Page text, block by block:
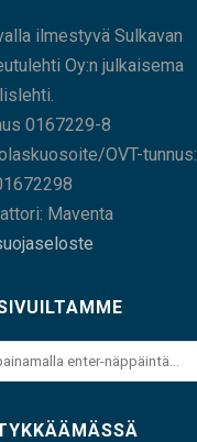
ilmestyvä Sulkavan
Oy:n julkaisema
0167229-8
OVT-tunnus:
Maventa